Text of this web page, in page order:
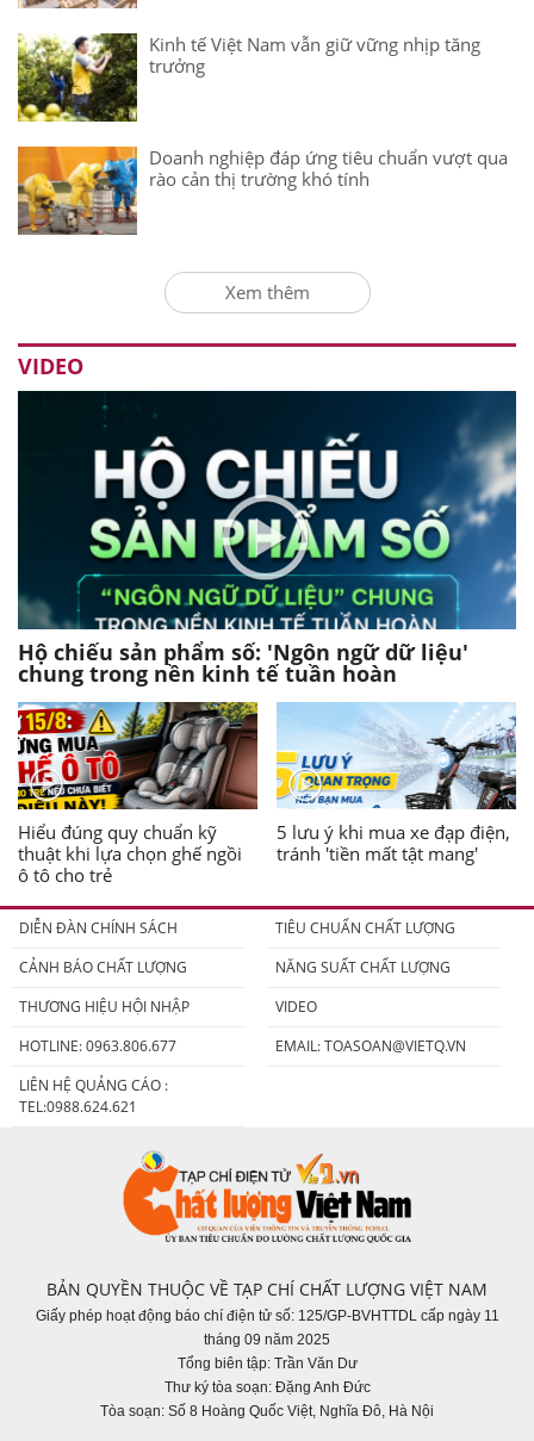
Kinh tế Việt Nam vẫn giữ vững nhịp tăng
trưởng
Doanh nghiệp đáp ứng tiêu chuẩn vượt qua
rào cản thị trường khó tính
Xem thêm
VIDEO
Hộ chiếu sản phẩm số: 'Ngôn ngữ dữ liệu'
chung trong nền kinh tế tuần hoàn
Hiểu đúng quy chuẩn kỹ
thuật khi lựa chọn ghế ngồi
ô tô cho trẻ
5 lưu ý khi mua xe đạp điện,
tránh 'tiền mất tật mang'
DIỄN ĐÀN CHÍNH SÁCH
TIÊU CHUẨN CHẤT LƯỢNG
CẢNH BÁO CHẤT LƯỢNG
NĂNG SUẤT CHẤT LƯỢNG
THƯƠNG HIỆU HỘI NHẬP
VIDEO
HOTLINE: 0963.806.677
EMAIL:TOASOAN@VIETQ.VN
LIÊN HỆ QUẢNG CÁO :
TEL:0988.624.621
BẢN QUYỀN THUỘC VỀ TẠP CHÍ CHẤT LƯỢNG VIỆT NAM
Giấy phép hoạt động báo chí điện tử số: 125/GP-BVHTTDL cấp ngày 11
tháng 09 năm 2025
Tổng biên tập: Trần Văn Dư
Thư ký tòa soạn: Đặng Anh Đức
Tòa soạn: Số 8 Hoàng Quốc Việt, Nghĩa Đô, Hà Nội